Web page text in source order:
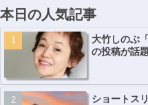
本日の人気記事
大竹しのぶ
の投稿が話
ショートス